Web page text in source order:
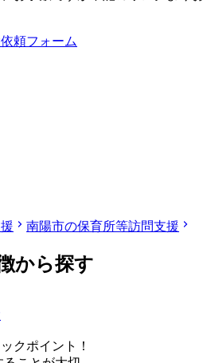
頼フォーム
南陽市の保育所等訪問支援
から探す
クポイント！